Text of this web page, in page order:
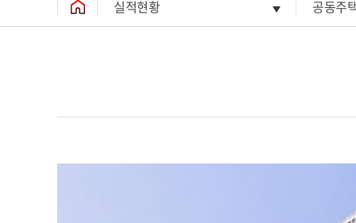
실적현황 공동주